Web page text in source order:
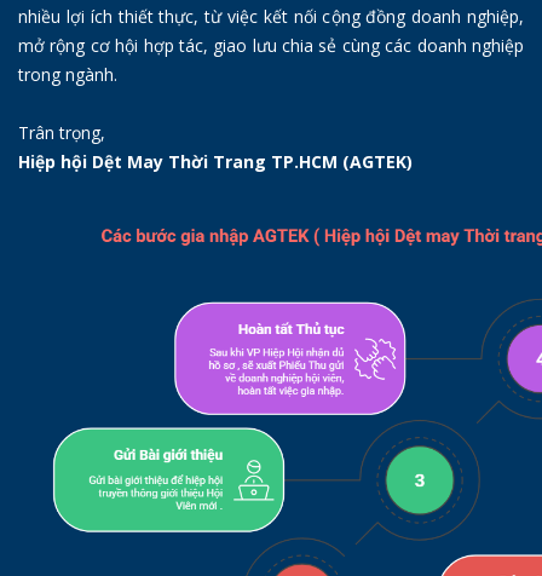
nhiều lợi ích thiết thực, từ việc kết nối cộng đồng doanh nghiệp,
mở rộng cơ hội hợp tác, giao lưu chia sẻ cùng các doanh nghiệp
trong ngành.
Trân trọng,
Hiệp hội Dệt May Thời Trang TP.HCM (AGTEK)